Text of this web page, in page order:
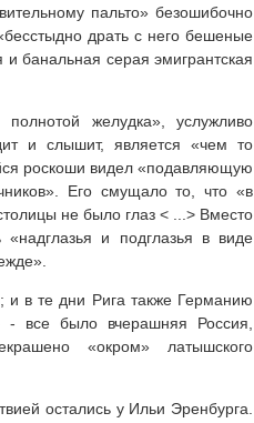
пальто» безошибочно
драть с него бешеные
и банальная серая эмигрантская
желудка», услужливо
и слышит, является «чем то
роскоши видел «подавляющую
Его смущало то, что «в
не было глаз < ...> Вместо
и подглазья в виде
в те дни Рига также Германию
все было вчерашняя Россия,
«окром» латышского
остались у Ильи Эренбурга.